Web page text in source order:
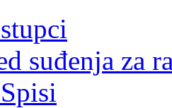
suđenja za